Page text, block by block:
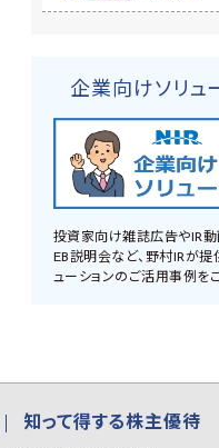
企業向けソリュ
投資家向け雑誌広告やIR動
EB説明会など、野村IRが提
ューションのご活用事例を
知って得する株主優待